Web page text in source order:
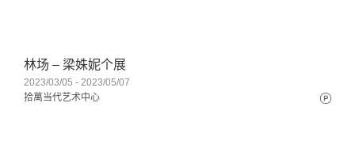
林场 – 梁姝妮个展
2023/03/05 - 2023/05/07
拾萬当代艺术中心